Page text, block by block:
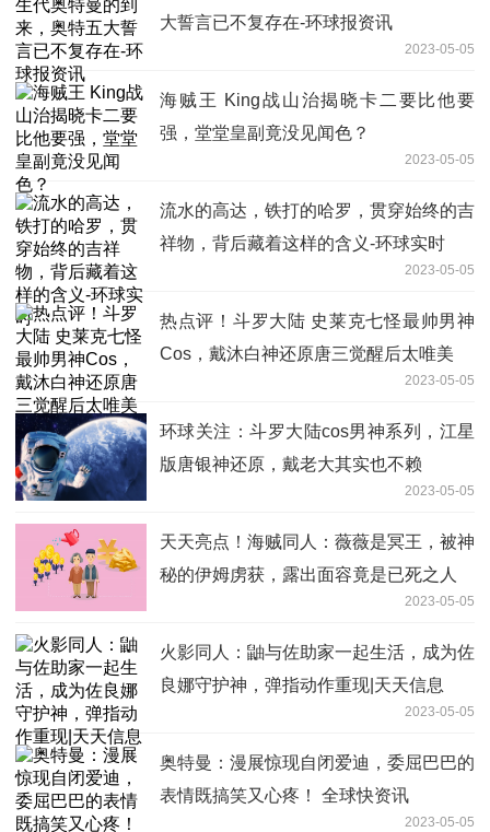
大誓言已不复存在-环球报资讯
2023-05-05
海贼王 King战山治揭晓卡二要比他要
强，堂堂皇副竟没见闻色？
2023-05-05
流水的高达，铁打的哈罗，贯穿始终的吉
祥物，背后藏着这样的含义-环球实时
2023-05-05
热点评！斗罗大陆 史莱克七怪最帅男神
Cos，戴沐白神还原唐三觉醒后太唯美
2023-05-05
环球关注：斗罗大陆cos男神系列，江星
版唐银神还原，戴老大其实也不赖
2023-05-05
天天亮点！海贼同人：薇薇是冥王，被神
秘的伊姆虏获，露出面容竟是已死之人
2023-05-05
火影同人：鼬与佐助家一起生活，成为佐
良娜守护神，弹指动作重现|天天信息
2023-05-05
奥特曼：漫展惊现自闭爱迪，委屈巴巴的
表情既搞笑又心疼！ 全球快资讯
2023-05-05